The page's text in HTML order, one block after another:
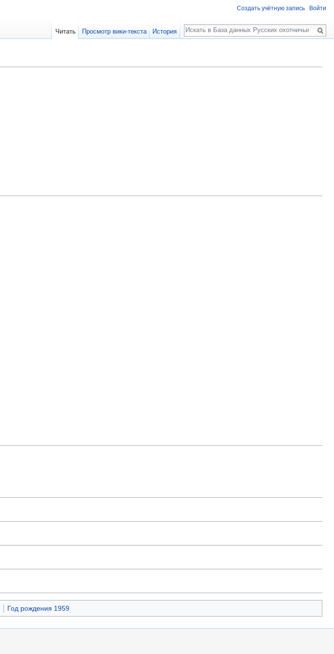
Год рождения 1959
Создать учётную запись Войти
Читать Просмотр вики-текста История
Поиск